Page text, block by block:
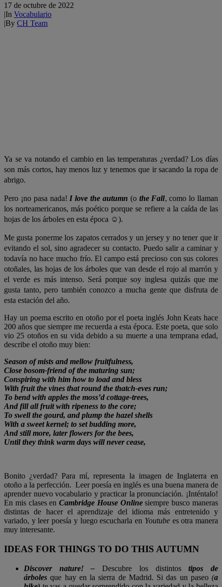
17 de octubre de 2022
|In Vocabulario
|By CH Team
Ya se va notando el cambio en las temperaturas ¿verdad? Los días
son más cortos, hay menos luz y tenemos que ir sacando la ropa de
abrigo.
Pero ¡no pasa nada!I love the autumn (o the Fall, como lo llaman
los norteamericanos, más poético porque se refiere a la caída de las
hojas de los árboles en esta época ☺).
Me gusta ponerme los zapatos cerrados y un jersey y no tener que ir
evitando el sol, sino agradecer su contacto. Puedo salir a caminar y
todavía no hace mucho frío. El campo está precioso con sus colores
otoñales, las hojas de los árboles que van desde el rojo al marrón y
el verde es más intenso. Será porque soy inglesa quizás que me
gusta tanto, pero también conozco a mucha gente que disfruta de
esta estación del año.
Hay un poema escrito en otoño por el poeta inglés John Keats hace
200 años que siempre me recuerda a esta época. Este poeta, que solo
vio 25 otoños en su vida debido a su muerte a una temprana edad,
describe el otoño muy bien:
Season of mists and mellow fruitfulness,
Close bosom-friend of the maturing sun;
Conspiring with him how to load and bless
With fruit the vines that round the thatch-eves run;
To bend with apples the moss’d cottage-trees,
And fill all fruit with ripeness to the core;
To swell the gourd, and plump the hazel shells
With a sweet kernel; to set budding more,
And still more, later flowers for the bees,
Until they think warm days will never cease,
Bonito ¿verdad? Para mí, representa la imagen de Inglaterra en
otoño a la perfección. Leer poesía en inglés es una buena manera de
aprender nuevo vocabulario y practicar la pronunciación. ¡Inténtalo!
En mis clases enCambridge House Onlinesiempre busco maneras
distintas de hacer el aprendizaje del idioma más entretenido y
variado, y leer poesía y luego escucharla en Youtube es otra manera
muy interesante.
IDEAS FOR THINGS TO DO THIS AUTUMN
Discover nature! –Descubre los distintostipos de
árboles que hay en la sierra de Madrid. Si das un paseo (a